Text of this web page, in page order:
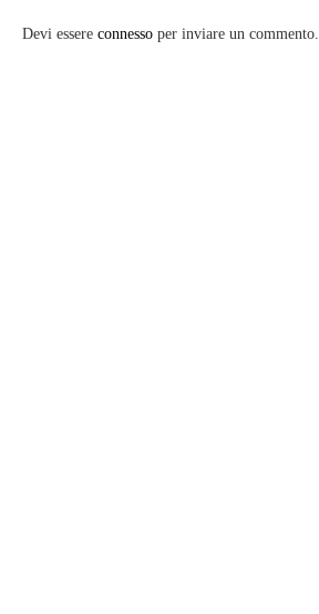
Devi essere connesso per inviare un commento.